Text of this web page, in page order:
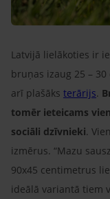
Latvijā lielākoties ir
bruņas izaug 25 –
arī plašāks terārijs.
tomēr ieteicams
sociāli dzīvnieki.
izmērus. “Mazu
90x45 centimetrus
ideālā variantā tiem